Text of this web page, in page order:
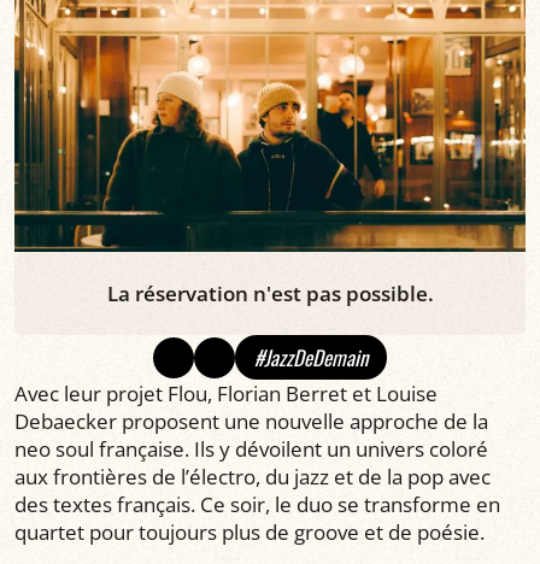
La réservation n'est pas possible.
#JazzDeDemain
Avec leur projet Flou, Florian Berret et Louise
Debaecker proposent une nouvelle approche de la
neo soul française. Ils y dévoilent un univers coloré
aux frontières de l’électro, du jazz et de la pop avec
des textes français. Ce soir, le duo se transforme en
quartet pour toujours plus de groove et de poésie.